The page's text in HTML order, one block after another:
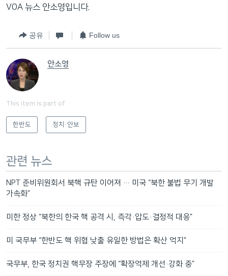
VOA 뉴스 안소영입니다.
공유 Follow us
안소영
This item is part of
한반도 정치·안보
관련 뉴스
NPT 준비위원회서 북핵 규탄 이어져 … 미국 “북한 불법 무기 개발
가속화”
미한 정상 “북한의 한국 핵 공격 시, 즉각·압도·결정적 대응”
미 국무부 “한반도 핵 위협 낮출 유일한 방법은 확산 억지”
국무부, 한국 정치권 핵무장 주장에 “확장억제 개선·강화 중”